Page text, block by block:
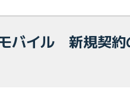
バイル 新規契約